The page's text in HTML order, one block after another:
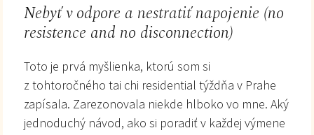
Nebyť v odpore a nestratiť napojenie (no
resistence and no disconnection)
Toto je prvá myšlienka, ktorú som si
z tohtoročného tai chi residential týždňa v Prahe
zapísala. Zarezonovala niekde hlboko vo mne. Aký
jednoduchý návod, ako si poradiť v každej výmene